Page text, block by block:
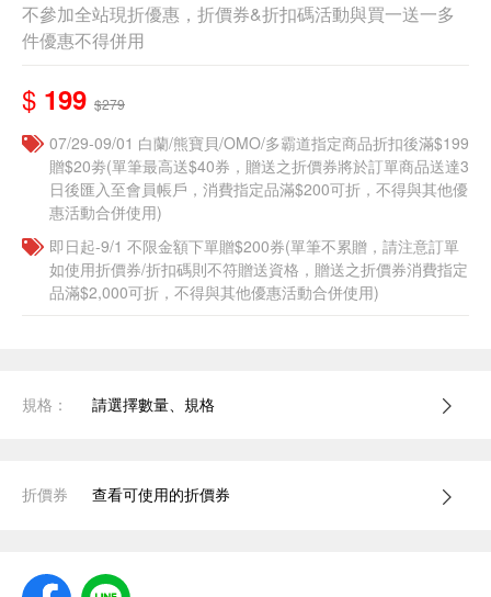
不參加全站現折優惠，折價券&折扣碼活動與買一送一多
件優惠不得併用
$ 199 $279
07/29-09/01 白蘭/熊寶貝/OMO/多霸道指定商品折扣後滿$199
贈$20劵(單筆最高送$40券，贈送之折價券將於訂單商品送達3
日後匯入至會員帳戶，消費指定品滿$200可折，不得與其他優
惠活動合併使用)
即日起-9/1 不限金額下單贈$200券(單筆不累贈，請注意訂單
如使用折價券/折扣碼則不符贈送資格，贈送之折價券消費指定
品滿$2,000可折，不得與其他優惠活動合併使用)
規格： 請選擇數量、規格
折價券 查看可使用的折價券